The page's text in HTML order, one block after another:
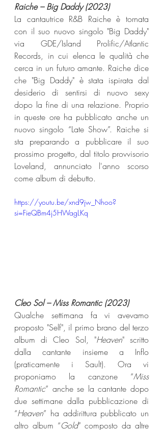
Raiche – Big Daddy (2023)
La cantautrice R&B Raiche è tornata
con il suo nuovo singolo "Big Daddy"
via GDE/Island Prolific/Atlantic
Records, in cui elenca le qualità che
cerca in un futuro amante. Raiche dice
che "Big Daddy" è stata ispirata dal
desiderio di sentirsi di nuovo sexy
dopo la fine di una relazione. Proprio
in queste ore ha pubblicato anche un
nuovo singolo “Late Show”. Raiche si
sta preparando a pubblicare il suo
prossimo progetto, dal titolo provvisorio
Loveland, annunciato l'anno scorso
come album di debutto.
https://youtu.be/xnd9jw_Nhoo?
si=FieQBm4j5HWagLKq
Cleo Sol – Miss Romantic (2023)
Qualche settimana fa vi avevamo
proposto "Self", il primo brano del terzo
album di Cleo Sol, "Heaven" scritto
dalla cantante insieme a Inflo
(praticamente i Sault). Ora vi
proponiamo la canzone “Miss
Romantic” anche se la cantante dopo
due settimane dalla pubblicazione di
“Heaven” ha addirittura pubblicato un
altro album “Gold” composto da altre